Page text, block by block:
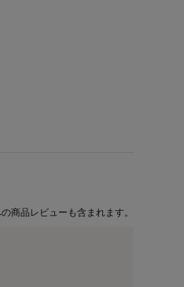
商品レビューも含まれます。